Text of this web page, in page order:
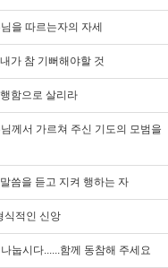
을 따르는자의 자세
가 참 기뻐해야할 것
함으로 살리라
께서 가르쳐 주신 기도의 모범을
씀을 듣고 지켜 행하는 자
식적인 신앙
눕시다......함께 동참해 주세요